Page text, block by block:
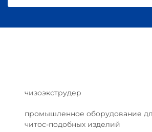
чизоэкструдер
промышленное оборудование
читос-подобных изделий